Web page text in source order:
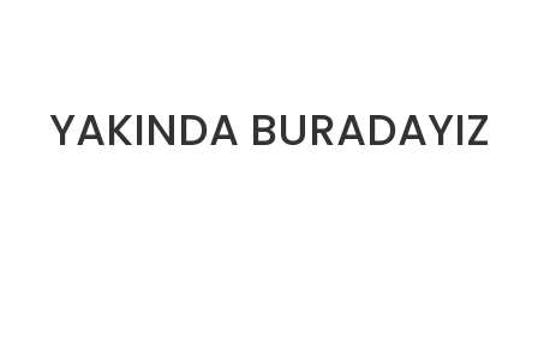
YAKINDA BURADAYIZ